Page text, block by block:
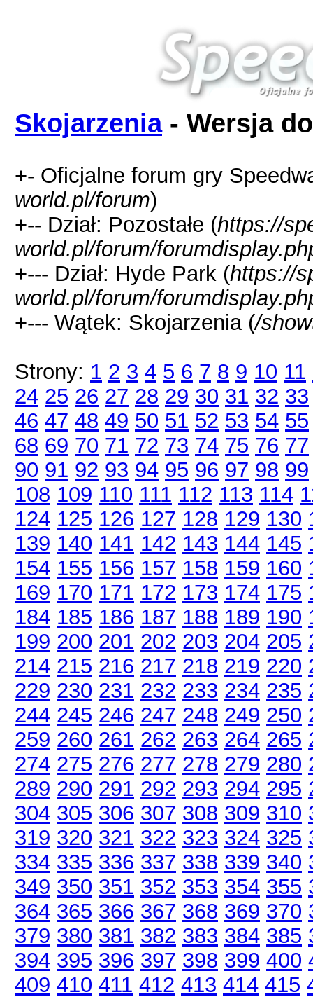
Skojarzenia- Wersja
+- Oficjalne forum gry
world.pl/forum)
+-- Dział: Pozostałe (https://
world.pl/forum/
+--- Dział: Hyde Park (https://
world.pl/forum/
+--- Wątek: Skojarzenia (/
Strony: 1 2 3 4 5 6 7 8 9 10 11
24 25 26 27 28 29 30 31 32 33
46 47 48 49 50 51 52 53 54 55
68 69 70 71 72 73 74 75 76 77
90 91 92 93 94 95 96 97 98 99
108 109 110 111 112 113 114
124 125 126 127 128 129 130
139 140 141 142 143 144 145
154 155 156 157 158 159 160
169 170 171 172 173 174 175
184 185 186 187 188 189 190
199 200 201 202 203 204 205
214 215 216 217 218 219 220
229 230 231 232 233 234 235
244 245 246 247 248 249 250
259 260 261 262 263 264 265
274 275 276 277 278 279 280
289 290 291 292 293 294 295
304 305 306 307 308 309 310
319 320 321 322 323 324 325
334 335 336 337 338 339 340
349 350 351 352 353 354 355
364 365 366 367 368 369 370
379 380 381 382 383 384 385
394 395 396 397 398 399 400
409 410 411 412 413 414 415